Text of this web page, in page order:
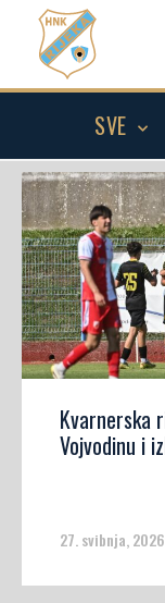
SVE
Kvarnerska
Vojvodinu i
27. svibnja, 2026